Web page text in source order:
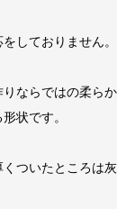
しておりません
ならではの柔ら
状です。
ついたところは